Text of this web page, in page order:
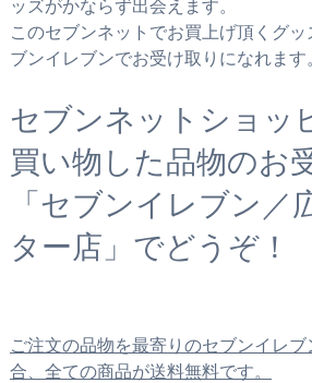
ッズがかならず出会えます。
このセブンネットでお買上げ頂くグ
ブンイレブンでお受け取りになれます
セブンネットショッ
買い物した品物のお
「セブンイレブン／
ター店」でどうぞ！
ご注文の品物を最寄りのセブンイレ
合、全ての商品が送料無料です。